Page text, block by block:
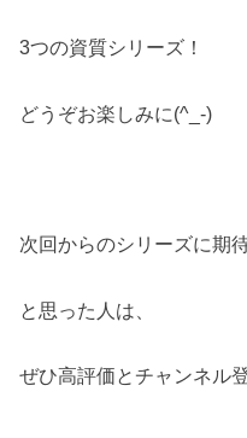
3つの資質シリーズ！
どうぞお楽しみに(^_-)
次回からのシリーズに期待
と思った人は、
ぜひ高評価とチャンネル